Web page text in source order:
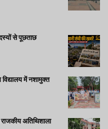
से पूछताछ
में नशामुक्‍त
अतिथिशाला